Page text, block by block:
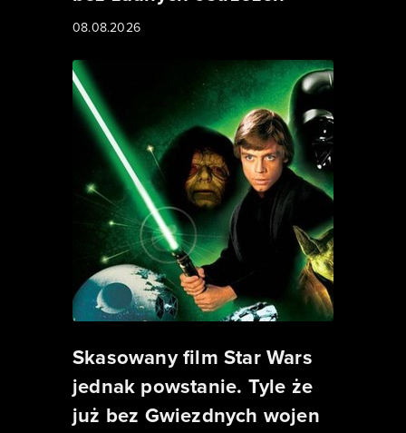
08.08.2026
Skasowany film Star Wars
jednak powstanie. Tyle że
już bez Gwiezdnych wojen